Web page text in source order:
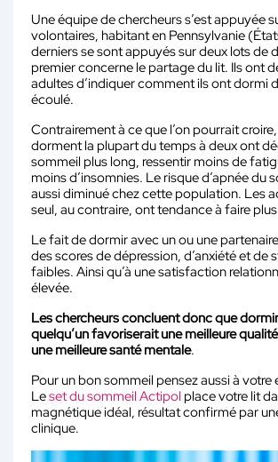
Une équipe de chercheurs s’est appuyée
volontaires, habitant en Pennsylvanie
derniers se sont appuyés sur deux lots de
premier concerne le partage du lit. Ils ont
adultes d’indiquer comment ils ont dormi
écoulé.
Contrairement à ce que l’on pourrait
dorment la plupart du temps à deux ont
sommeil plus long, ressentir moins de
moins d’insomnies. Le risque d’apnée du
aussi diminué chez cette population. Les
seul, au contraire, ont tendance à faire
Le fait de dormir avec un ou une
des scores de dépression, d’anxiété et de
faibles. Ainsi qu’à une satisfaction
élevée.
Les chercheurs concluent donc que
quelqu’un favoriserait une meilleure
une meilleure santé mentale.
Pour un bon sommeil pensez aussi à votre
Leset du sommeil Actipol place votre lit
magnétique idéal, résultat confirmé par
clinique.